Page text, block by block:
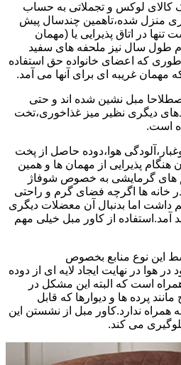
کالای لوکس و تجملاتی به حساب
منزل شده،تاهمین چندسال پیش
در اتاق پذیرایی یا (مهمان
طول سال نیز ملحفه های سفید
که اعضای خانواده حق استفاده
که مهمان غریبه ای برای آنها می آمد.
مبل نشین شده اند و حتی
دیگری نظیر میز غذاخوری،تخت
است.
هوا،دوده حاصل از پخت
پذیرایی از مهمان ها و همین
های گرمایشی به خصوص شوفاژ
خانه ها اگرچه فضای گرم و راحتی
اما بدنبال آن معضلات دیگری
آمد.استفاده از کاور مبل خیلی مهم
این نوع منابع بخصوص
هوا در نهایت ایجاد لایه ای از دوده
است که البته این مشکل در
پرده ها و دیوارها که قابل
ندارد.کاور مبل از نشستن این
می کند.